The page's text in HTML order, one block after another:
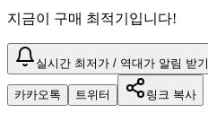
지금이 구매 최적기입니다!
실시간 최저가 / 역대가 알림 받기
카카오톡 트위터 링크 복사